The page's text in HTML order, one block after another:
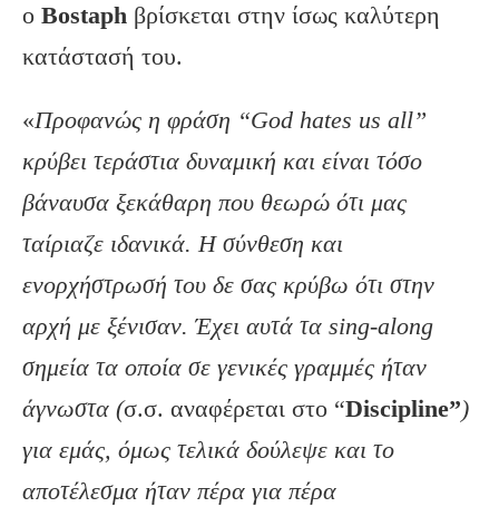
ο Bostaph βρίσκεται στην ίσως καλύτερη
κατάστασή του.
«Προφανώς η φράση “God hates us all”
κρύβει τεράστια δυναμική και είναι τόσο
βάναυσα ξεκάθαρη που θεωρώ ότι μας
ταίριαζε ιδανικά. Η σύνθεση και
ενορχήστρωσή του δε σας κρύβω ότι στην
αρχή με ξένισαν. Έχει αυτά τα sing-along
σημεία τα οποία σε γενικές γραμμές ήταν
άγνωστα (σ.σ. αναφέρεται στο “Discipline”)
για εμάς, όμως τελικά δούλεψε και το
αποτέλεσμα ήταν πέρα για πέρα